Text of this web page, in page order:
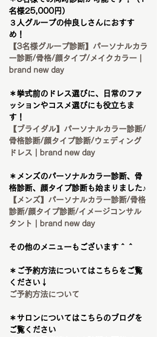
名様25,000円）
３人グループの仲良しさんにおすす
め！
【3名様グループ診断】パーソナルカラ
ー診断/骨格/顔タイプ/メイクカラー |
brand new day
＊挙式前のドレス選びに、日常のファ
ッションやコスメ選びにも役立ちま
す！
【ブライダル】パーソナルカラー診断/
骨格診断/顔タイプ診断/ウェディング
ドレス | brand new day
＊メンズのパーソナルカラー診断、骨
格診断、顔タイプ診断も始まりました♪
【メンズ】パーソナルカラー診断/骨格
診断/顔タイプ診断/イメージコンサル
タント | brand new day
その他のメニューもございます＾＾
＊ご予約方法についてはこちらをご覧
ください↓
ご予約方法について
＊サロンについてはこちらのブログを
ご覧ください